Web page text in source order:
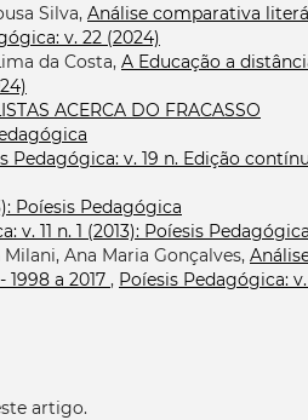
Silva, Análise comparativa
v. 22 (2024)
da Costa, A Educação a
ACERCA DO FRACASSO
Pedagógica: v. 19 n. Edição
Poíesis Pedagógica
v. 11 n. 1 (2013): Poíesis Pedagógica
Ana Maria Gonçalves,
a 2017 , Poíesis Pedagógica:
artigo.